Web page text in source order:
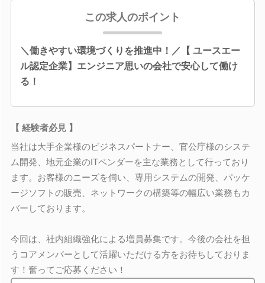
この求人のポイント
＼働きやすい環境づくりを推進中！／【 ユースエー
ル認定企業】エンジニア思いの会社で安心して働け
る！
【 経験者必見 】
当社は大手企業様のビジネスパートナー、官公庁様のシステ
ム開発、地元企業のITベンダーを主な業務として行っており
ます。お客様のニーズを伺い、専用システムの開発、パッケ
ージソフトの販売、ネットワークの構築等の幅広い業務もカ
バーしております。
今回は、社内組織強化による増員募集です。今後の会社を担
うコアメンバーとして活躍いただける方をお待ちしておりま
す！奮ってご応募ください！